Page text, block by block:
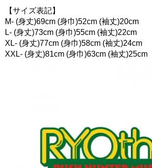
【サイズ表記】
M- (身丈)69cm (身巾)52cm (袖丈)20cm
L- (身丈)73cm (身巾)55cm (袖丈)22cm
XL- (身丈)77cm (身巾)58cm (袖丈)24cm
XXL- (身丈)81cm (身巾)63cm (袖丈)25cm